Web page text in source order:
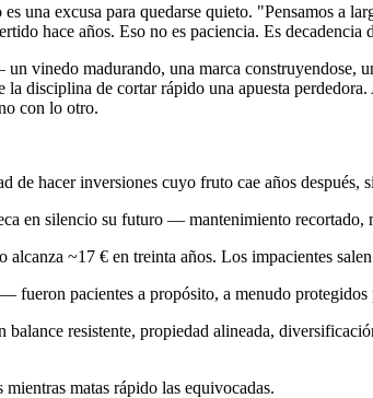
una excusa para quedarse quieto. "Pensamos a
hace años. Eso no es paciencia. Es decadencia
vinedo madurando, una marca construyendose,
disciplina de cortar rápido una apuesta
con lo otro.
hacer inversiones cuyo fruto cae años después,
en silencio su futuro — mantenimiento recortado,
~17 € en treinta años. Los impacientes
pacientes a propósito, a menudo protegidos
resistente, propiedad alineada,
matas rápido las equivocadas.